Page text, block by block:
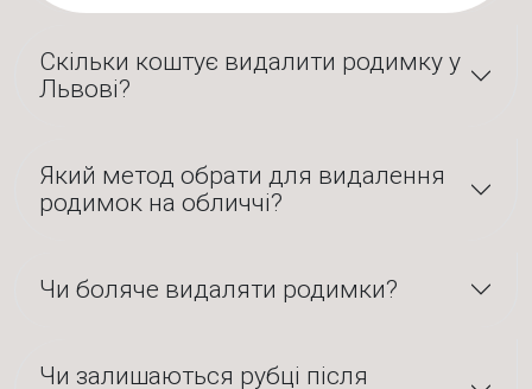
Скільки коштує видалити родимку у
Львові?
Який метод обрати для видалення
родимок на обличчі?
Чи боляче видаляти родимки?
Чи залишаються рубці після